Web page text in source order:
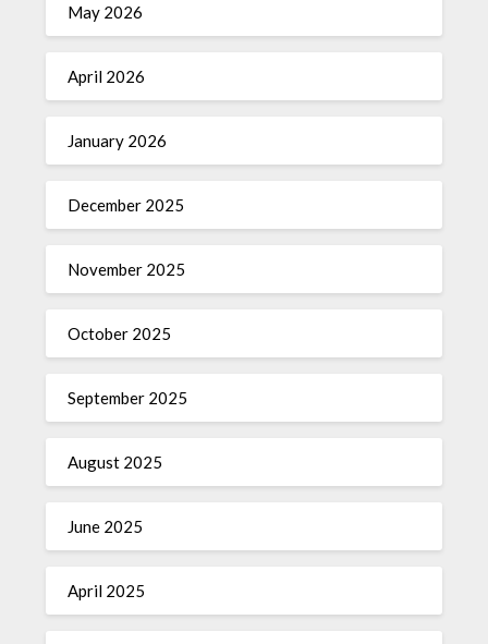
May 2026
April 2026
January 2026
December 2025
November 2025
October 2025
September 2025
August 2025
June 2025
April 2025